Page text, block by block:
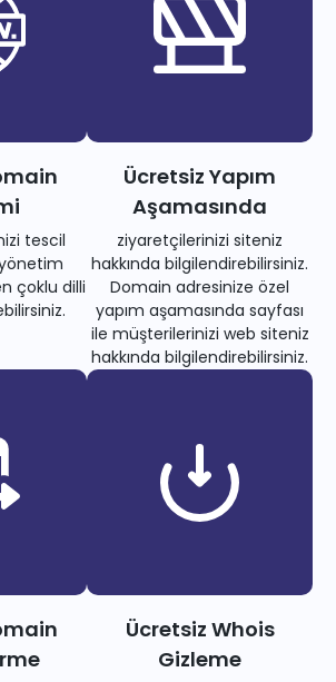
tescil
çoklu dilli
Ücretsiz Yapım
Aşamasında
ziyaretçilerinizi siteniz
hakkında bilgilendirebilirsiniz.
Domain adresinize özel
yapım aşamasında sayfası
ile müşterilerinizi web siteniz
hakkında bilgilendirebilirsiniz.
Ücretsiz Whois
Gizleme